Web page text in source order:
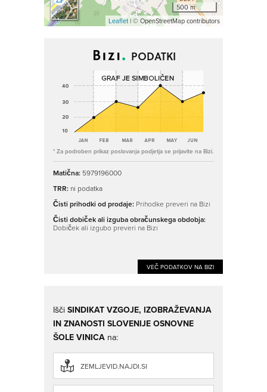
500 m
Leaflet| © OpenStreetMap contributors
PODATKI
* Za podroben prikaz poslovanja podjetja se prijavite na Bizi.
Matična: 5979196000
TRR: ni podatka
Čisti prihodki od prodaje: Prihodke preveri na Bizi
Čisti dobiček ali izguba obračunskega obdobja:
Dobiček ali izgubo preveri na Bizi
VEČ PODATKOV NA BIZI
Išči SINDIKAT VZGOJE, IZOBRAŽEVANJA
IN ZNANOSTI SLOVENIJE OSNOVNE
ŠOLE VINICA na:
ZEMLJEVID.NAJDI.SI